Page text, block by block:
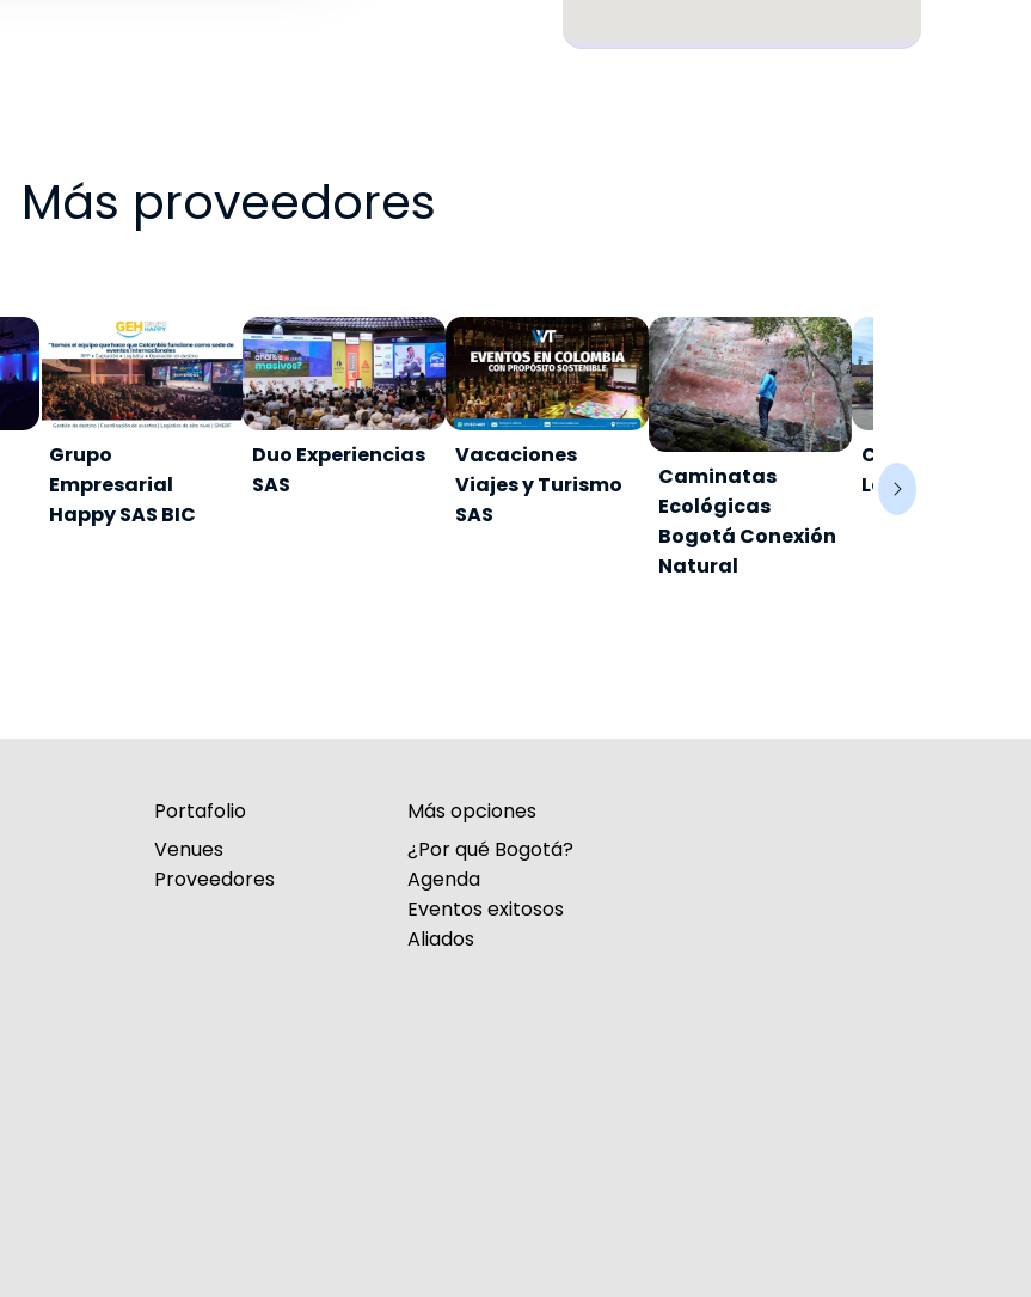
Más proveedores
Grupo
Empresarial
Happy SAS BIC
Duo Experiencias
SAS
Vacaciones
Viajes y Turismo
SAS
Caminatas
Ecológicas
Bogotá Conexión
Natural
Club Campestre
Laverdieri
Portafolio
Venues
Proveedores
Más opciones
¿Por qué Bogotá?
Agenda
Eventos exitosos
Aliados